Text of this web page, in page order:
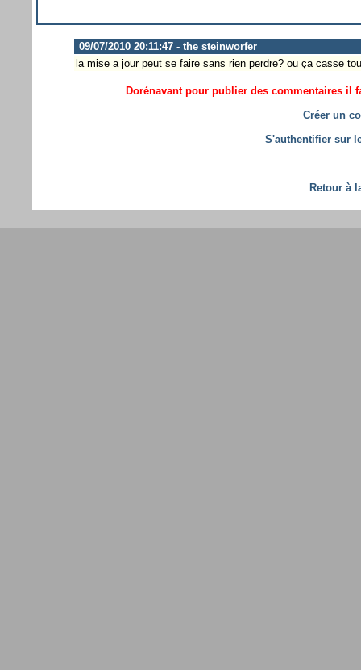
09/07/2010 20:11:47 - the steinworfer
la mise a jour peut se faire sans rien perdre? ou ça casse
Dorénavant pour publier des commentaires il
Créer un
S'authentifier sur
Retour à